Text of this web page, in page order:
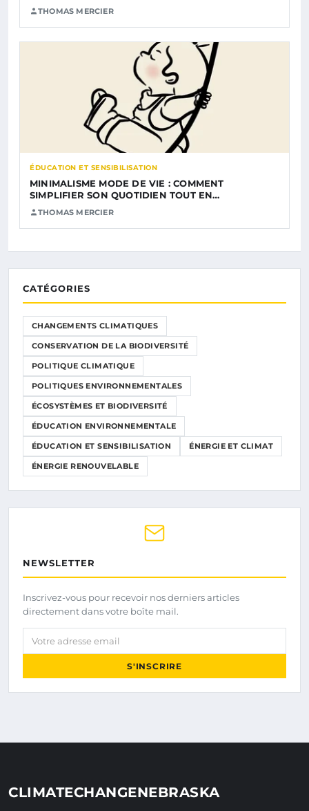
THOMAS MERCIER
ÉDUCATION ET SENSIBILISATION
MINIMALISME MODE DE VIE : COMMENT
SIMPLIFIER SON QUOTIDIEN TOUT EN…
THOMAS MERCIER
CATÉGORIES
CHANGEMENTS CLIMATIQUES
CONSERVATION DE LA BIODIVERSITÉ
POLITIQUE CLIMATIQUE
POLITIQUES ENVIRONNEMENTALES
ÉCOSYSTÈMES ET BIODIVERSITÉ
ÉDUCATION ENVIRONNEMENTALE
ÉDUCATION ET SENSIBILISATION ÉNERGIE ET CLIMAT
ÉNERGIE RENOUVELABLE
NEWSLETTER
Inscrivez-vous pour recevoir nos derniers articles
directement dans votre boîte mail.
Votre adresse email
S'INSCRIRE
CLIMATECHANGENEBRASKA